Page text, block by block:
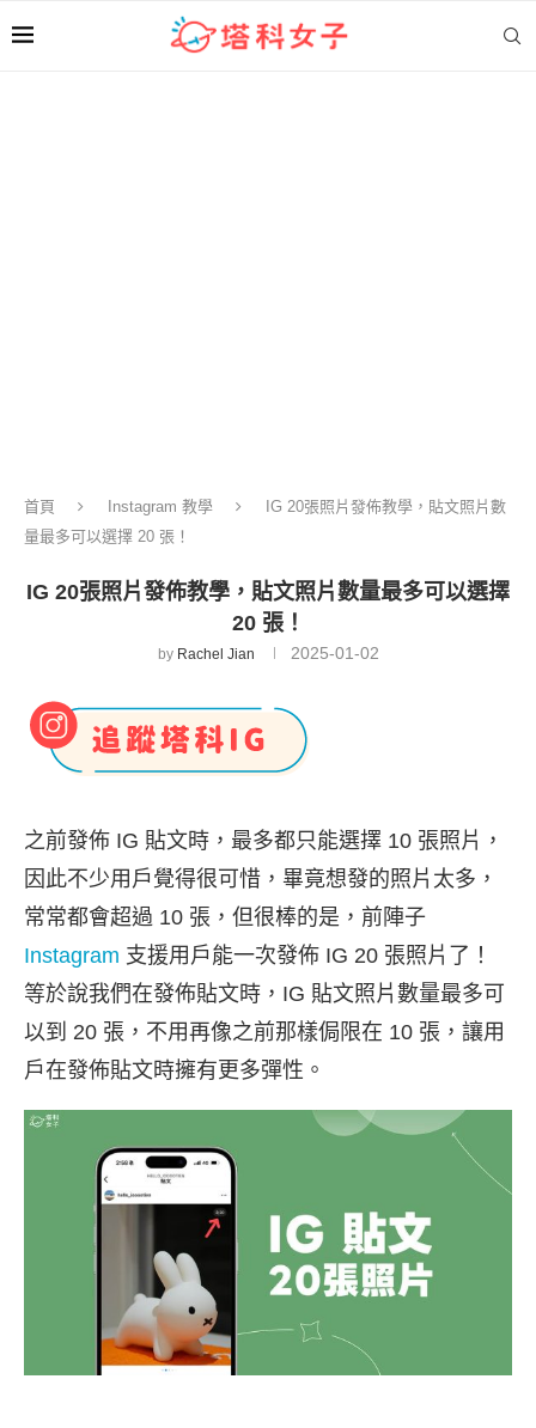
首頁 Instagram 教學
IG 20張照片發佈教學，貼文照片數
量最多可以選擇 20 張！
IG 20張照片發佈教學，貼文照片數量最多可以選擇
20 張！
by Rachel Jian 2025-01-02
之前發佈 IG 貼文時，最多都只能選擇 10 張照片，
因此不少用戶覺得很可惜，畢竟想發的照片太多，
常常都會超過 10 張，但很棒的是，前陣子
Instagram 支援用戶能一次發佈 IG 20 張照片了！
等於說我們在發佈貼文時，IG 貼文照片數量最多可
以到 20 張，不用再像之前那樣侷限在 10 張，讓用
戶在發佈貼文時擁有更多彈性。